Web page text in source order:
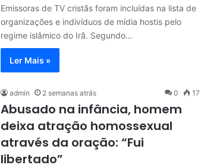
Emissoras de TV cristãs foram incluídas na lista de
organizações e indivíduos de mídia hostis pelo
regime islâmico do Irã. Segundo…
Ler Mais »
admin 2 semanas atrás 0 17
Abusado na infância, homem
deixa atração homossexual
através da oração: “Fui
libertado”